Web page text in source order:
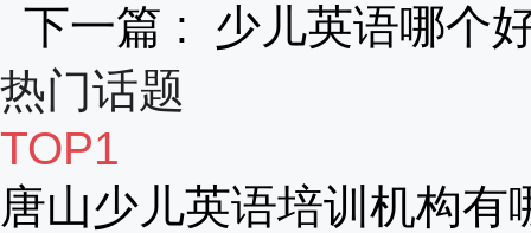
下一篇 : 少儿英语哪个
热门话题
TOP1
唐山少儿英语培训机构